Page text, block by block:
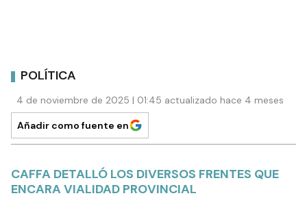
POLÍTICA
4 de noviembre de 2025 | 01:45 actualizado hace 4 meses
Añadir como fuente en
CAFFA DETALLÓ LOS DIVERSOS FRENTES QUE
ENCARA VIALIDAD PROVINCIAL